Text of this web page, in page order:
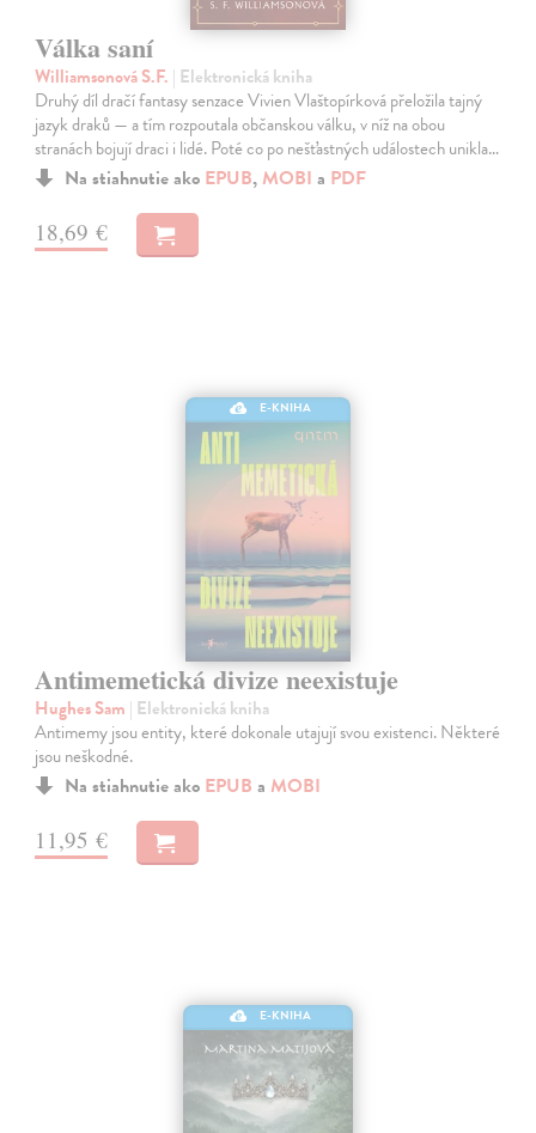
Válka saní
Williamsonová S.F. | Elektronická kniha
Druhý díl dračí fantasy senzace Vivien Vlaštopírková přeložila tajný
jazyk draků — a tím rozpoutala občanskou válku, v níž na obou
stranách bojují draci i lidé. Poté co po nešťastných událostech unikla…
Na stiahnutie ako EPUB, MOBI a PDF
18,69 €
E-KNIHA
Antimemetická divize neexistuje
Hughes Sam | Elektronická kniha
Antimemy jsou entity, které dokonale utajují svou existenci. Některé
jsou neškodné.
Na stiahnutie ako EPUB a MOBI
11,95 €
E-KNIHA